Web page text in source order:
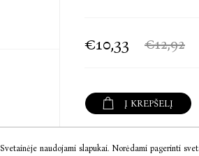
€10,33 €12,92
Į KREPŠELĮ
Informacija
Svetainėje naudojami slapukai. Norėdami pagerinti